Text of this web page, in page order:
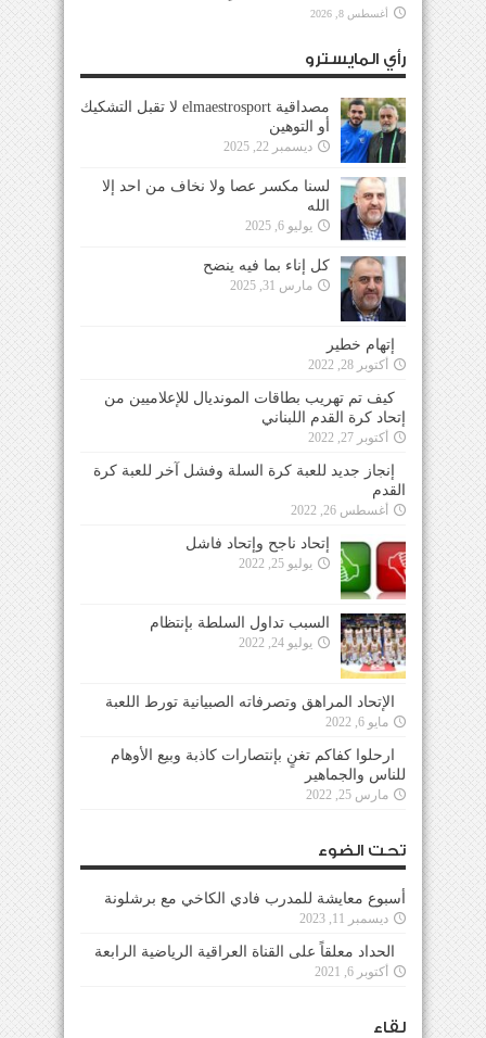
أغسطس 8, 2026
رأي المايسترو
مصداقية elmaestrosport لا تقبل التشكيك
أو التوهين
ديسمبر 22, 2025
لسنا مكسر عصا ولا نخاف من احد إلا
الله
يوليو 6, 2025
كل إناء بما فيه ينضح
مارس 31, 2025
إتهام خطير
أكتوبر 28, 2022
كيف تم تهريب بطاقات المونديال للإعلاميين من
إتحاد كرة القدم اللبناني
أكتوبر 27, 2022
إنجاز جديد للعبة كرة السلة وفشل آخر للعبة كرة
القدم
أغسطس 26, 2022
إتحاد ناجح وإتحاد فاشل
يوليو 25, 2022
السبب تداول السلطة بإنتظام
يوليو 24, 2022
الإتحاد المراهق وتصرفاته الصبيانية تورط اللعبة
مايو 6, 2022
ارحلوا كفاكم تغنٍ بإنتصارات كاذبة وبيع الأوهام
للناس والجماهير
مارس 25, 2022
تحت الضوء
أسبوع معايشة للمدرب فادي الكاخي مع برشلونة
ديسمبر 11, 2023
الحداد معلقاً على القناة العراقية الرياضية الرابعة
أكتوبر 6, 2021
لقاء